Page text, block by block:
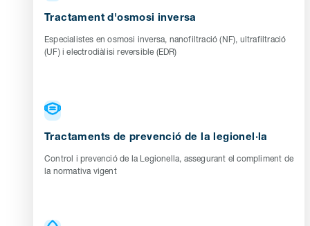
Tractament d'osmosi inversa
Especialistes en osmosi inversa, nanofiltració (NF), ultrafiltració
(UF) i electrodiàlisi reversible (EDR)
Tractaments de prevenció de la legionel·la
Control i prevenció de la Legionella, assegurant el compliment de
la normativa vigent